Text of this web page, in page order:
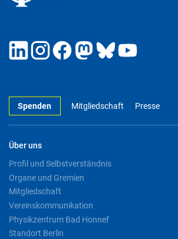
Spenden Mitgliedschaft Presse
Über uns
Profil und Selbstverständnis
Organe und Gremien
Mitgliedschaft
Vereinskommunikation
Physikzentrum Bad Honnef
Standort Berlin